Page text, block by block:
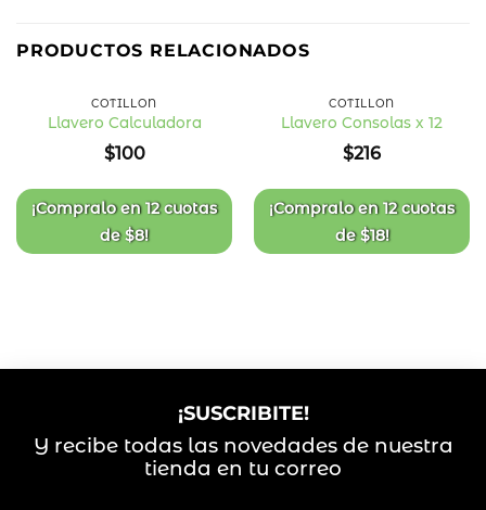
PRODUCTOS RELACIONADOS
de
deseos
COTILLÓN
Llavero Calculadora
$100
¡Compralo en12 cuotas
de$8!
de
deseos
COTILLÓN
Llavero Consolas x 12
$216
¡Compralo en12 cuotas
de$18!
¡SUSCRIBITE!
Y recibe todas las novedades de nuestra
tienda en tu correo